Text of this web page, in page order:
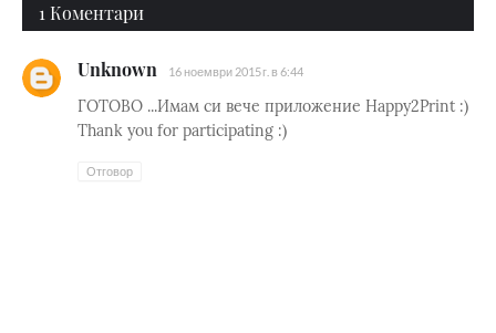
1 Коментари
Unknown 16 ноември 2015 г. в 6:44
ГОТОВО ...Имам си вече приложение Happy2Print :)
Thank you for participating :)
Отговор